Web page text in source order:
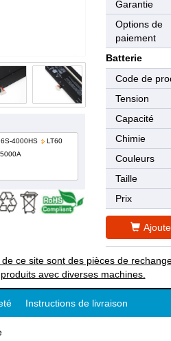
4000HS
LT60
Garantie
Options de
paiement
Batterie
Code de
Tension
Capacité
Chimie
Couleurs
Taille
Prix
ce site sont des pièces de
avec diverses machines.
Instructions de livraison